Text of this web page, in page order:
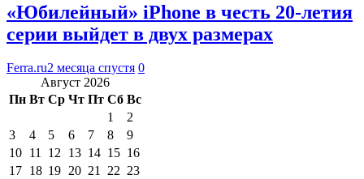
«Юбилейный» iPhone в честь 20-летия
серии выйдет в двух размерах
Ferra.ru2 месяца спустя 0
Август 2026
Пн Вт Ср Чт Пт Сб Вс
1
2
3
4 5 6 7 8
9
10 11 12 13 14 15 16
17 18 19 20 21 22 23